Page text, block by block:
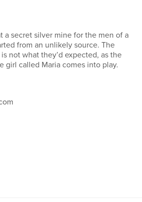
a secret silver mine for the men of a
from an unlikely source. The
not what they’d expected, as the
girl called Maria comes into play.